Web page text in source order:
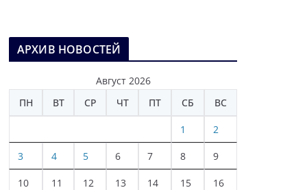
АРХИВ НОВОСТЕЙ
Август 2026
ПН
ВТ СР ЧТ ПТ СБ ВС
1 2
3 4 5 6 7 8 9
10 11 12 13 14 15 16